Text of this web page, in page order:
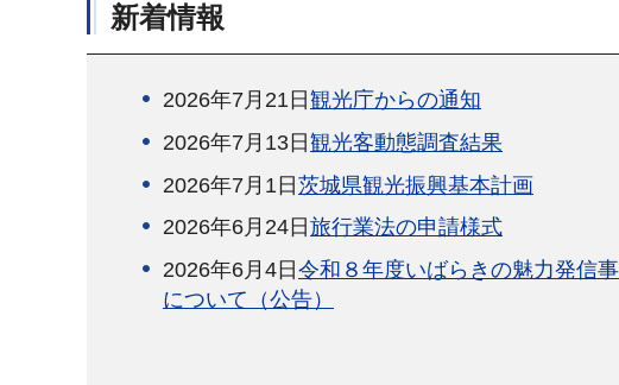
新着情報
2026年7月21日 観光庁からの通知
2026年7月13日観光客動態調査結果
2026年7月1日茨城県観光振興基本計画
2026年6月24日 旅行業法の申請様式
2026年6月4日 令和８年度いばらきの魅力発信
について（公告）